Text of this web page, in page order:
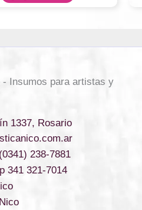
Insumos para artistas y
1337, Rosario
238-7881
341 321-7014